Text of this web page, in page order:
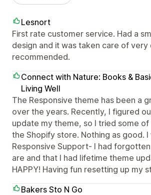
Lesnort
First rate customer service. Had a
design and it was taken care of very
recommended.
Connect with Nature: Books &
Living Well
The Responsive theme has been a
over the years. Recently, I figured
update my theme, so I tried some of
the Shopify store. Nothing as good.
Responsive Support- I had
are and that I had lifetime theme
HAPPY! Having fun resetting up my
Bakers Sto N Go